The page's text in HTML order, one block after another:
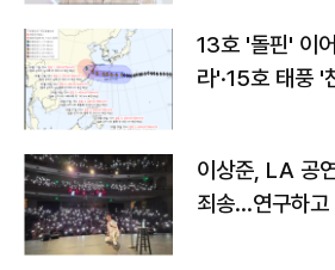
13호 '돌핀' 이
라'·15호 태풍
이상준, LA 공
죄송…연구하고